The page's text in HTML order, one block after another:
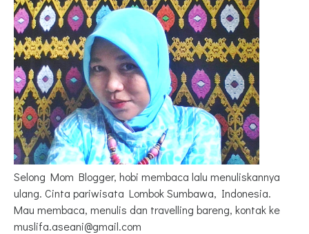
Selong Mom Blogger, hobi membaca lalu menuliskannya
ulang. Cinta pariwisata Lombok Sumbawa, Indonesia.
Mau membaca, menulis dan travelling bareng, kontak ke
muslifa.aseani@gmail.com